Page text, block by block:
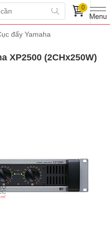
0
đẩy Yamaha
XP2500 (2CHx250W)